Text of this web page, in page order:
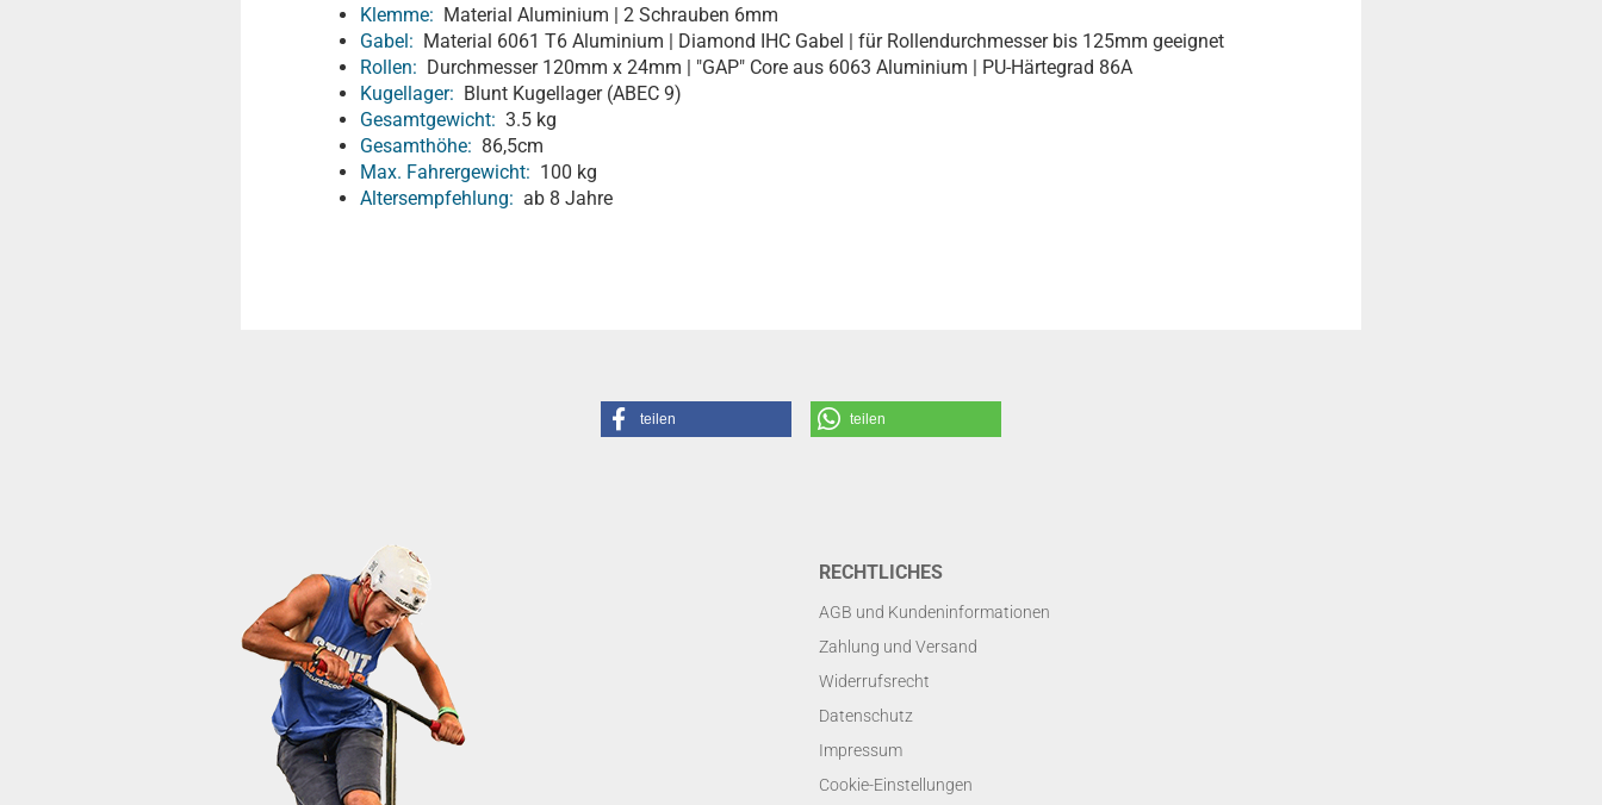
Klemme: Material Aluminium | 2 Schrauben 6mm
Gabel: Material 6061 T6 Aluminium | Diamond IHC Gabel | für Rollendurchmesser bis 125mm geeignet
Rollen: Durchmesser 120mm x 24mm | "GAP" Core aus 6063 Aluminium | PU-Härtegrad 86A
Kugellager: Blunt Kugellager (ABEC 9)
Gesamtgewicht: 3.5 kg
Gesamthöhe: 86,5cm
Max. Fahrergewicht: 100 kg
Altersempfehlung: ab 8 Jahre
teilen teilen
RECHTLICHES
AGB und Kundeninformationen
Zahlung und Versand
Widerrufsrecht
Datenschutz
Impressum
Cookie-Einstellungen